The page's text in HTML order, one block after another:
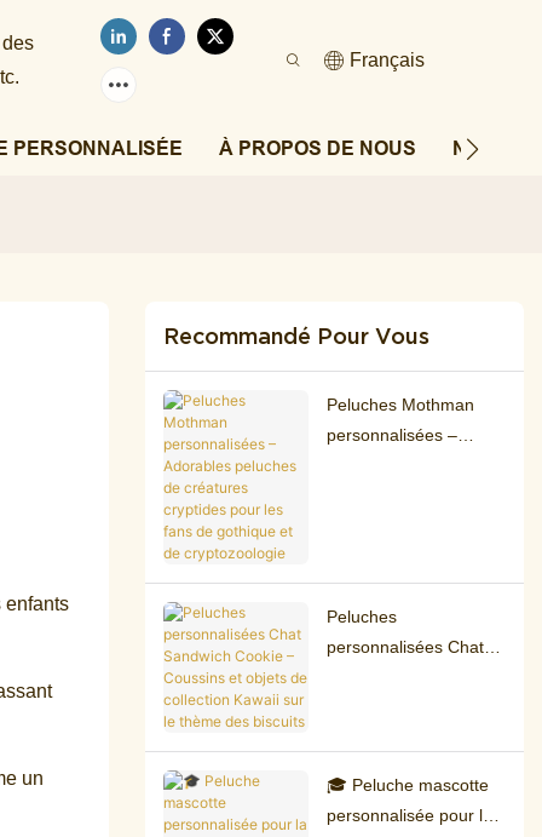
Français
PERSONNALISÉE À PROPOS DE NOUS
enfants
un
Recommandé Pour Vous
Peluches Mothman
personnalisées –
cryptozoologie
Peluches
personnalisées Chat
🎓 Peluche mascotte
personnalisée pour la